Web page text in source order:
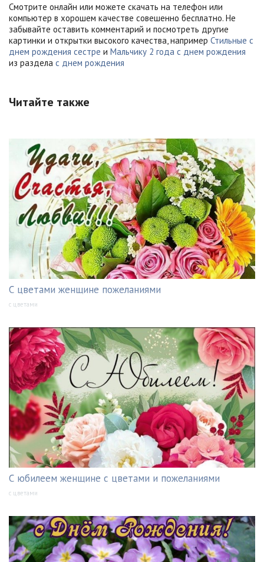
Смотрите онлайн или можете скачать на телефон или
компьютер в хорошем качестве совешенно бесплатно. Не
забывайте оставить комментарий и посмотреть другие
картинки и открытки высокого качества, например Стильные с
днем рождения сестре и Мальчику 2 года с днем рождения
из раздела с днем рождения
Читайте также
С цветами женщине пожеланиями
с цветами
С юбилеем женщине с цветами и пожеланиями
с цветами